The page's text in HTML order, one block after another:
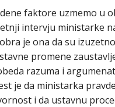
faktore uzmemo u
intervju ministarke
je ona da su
promene
razuma i
je da ministarka
i da ustavnu